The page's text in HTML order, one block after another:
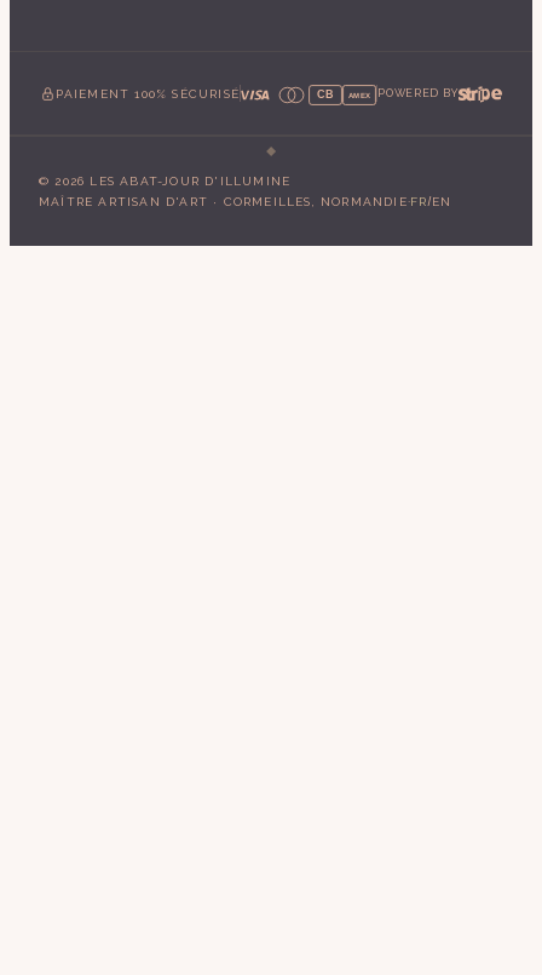
PAIEMENT 100% SÉCURISÉ CB AMEX POWERED BY
© 2026 LES ABAT-JOUR D'ILLUMINE
MAÎTRE ARTISAN D'ART · CORMEILLES, NORMANDIE·FR/EN